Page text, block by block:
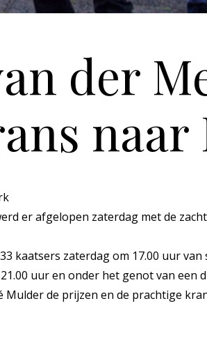
der
naar
er afgelopen zaterdag met de
kaatsers zaterdag om 17.00 uur
uur en onder het genot van een
Mulder de prijzen en de prachtige